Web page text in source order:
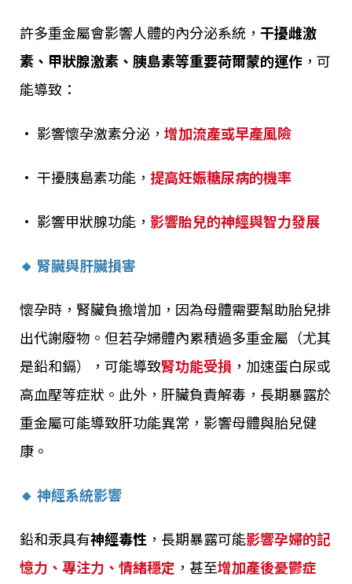
許多重金屬會影響人體的內分泌系統， 干擾雌激
素、甲狀腺激素、胰島素等重要荷爾蒙的運作 ，可
能導致：
• 影響懷孕激素分泌， 增加流產或早產風險
• 干擾胰島素功能， 提高妊娠糖尿病的機率
• 影響甲狀腺功能， 影響胎兒的神經與智力發展
🔸 腎臟與肝臟損害
懷孕時，腎臟負擔增加，因為母體需要幫助胎兒排
出代謝廢物。但若孕婦體內累積過多重金屬（尤其
是鉛和鎘），可能導致腎功能受損 ，加速蛋白尿或
高血壓等症狀。此外，肝臟負責解毒，長期暴露於
重金屬可能導致肝功能異常，影響母體與胎兒健
康。
🔸 神經系統影響
鉛和汞具有神經毒性 ，長期暴露可能影響孕婦的記
憶力、專注力、情緒穩定 ，甚至增加產後憂鬱症